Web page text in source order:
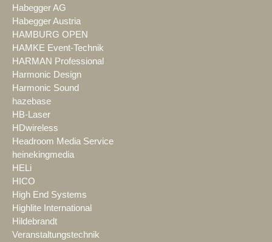
Habegger AG
Habegger Austria
HAMBURG OPEN
HAMKE Event-Technik
HARMAN Professional
Harmonic Design
Harmonic Sound
hazebase
HB-Laser
HDwireless
Headroom Media Service
heinekingmedia
HELi
HICO
High End Systems
Highlite International
Hildebrandt
Veranstaltungstechnik